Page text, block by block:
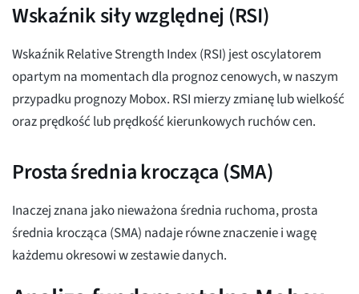
Wskaźnik siły względnej (RSI)
Wskaźnik Relative Strength Index (RSI) jest oscylatorem
opartym na momentach dla prognoz cenowych, w naszym
przypadku prognozy Mobox. RSI mierzy zmianę lub wielkość
oraz prędkość lub prędkość kierunkowych ruchów cen.
Prosta średnia krocząca (SMA)
Inaczej znana jako nieważona średnia ruchoma, prosta
średnia krocząca (SMA) nadaje równe znaczenie i wagę
każdemu okresowi w zestawie danych.